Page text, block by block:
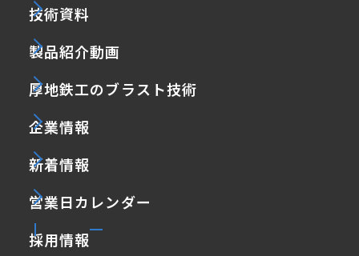
技術資料
製品紹介動画
厚地鉄工のブラスト技術
企業情報
新着情報
営業日カレンダー
採用情報